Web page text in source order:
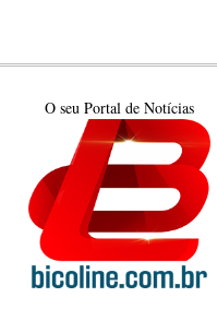
O seu Portal de Notícias